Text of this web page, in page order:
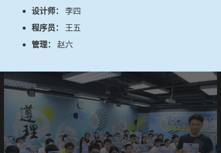
设计师： 李四
程序员： 王五
管理： 赵六